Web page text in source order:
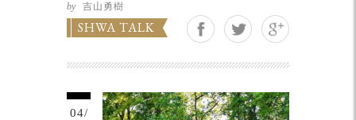
by 吉山勇樹
SHWA TALK
04/